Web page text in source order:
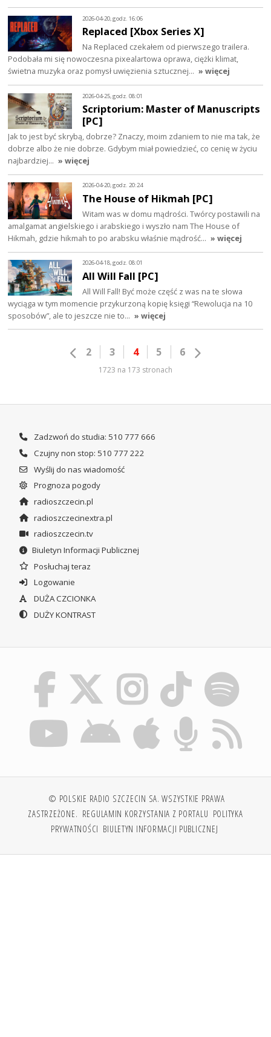
2026-04-20, godz. 16:06
Replaced [Xbox Series X]
Na Replaced czekałem od pierwszego trailera.
Podobała mi się nowoczesna pixealartowa oprawa, ciężki klimat,
świetna muzyka oraz pomysł uwięzienia sztucznej… » więcej
2026-04-25, godz. 08:01
Scriptorium: Master of Manuscripts
[PC]
Jak to jest być skrybą, dobrze? Znaczy, moim zdaniem to nie ma tak, że
dobrze albo że nie dobrze. Gdybym miał powiedzieć, co cenię w życiu
najbardziej… » więcej
2026-04-20, godz. 20:24
The House of Hikmah [PC]
Witam was w domu mądrości. Twórcy postawili na
amalgamat angielskiego i arabskiego i wyszło nam The House of
Hikmah, gdzie hikmah to po arabsku właśnie mądrość… » więcej
2026-04-18, godz. 08:01
All Will Fall [PC]
All Will Fall! Być może część z was na te słowa
wyciąga w tym momencie przykurzoną kopię księgi “Rewolucja na 10
sposobów”, ale to jeszcze nie to… » więcej
2 3 4 5 6
1723 na 173 stronach
Zadzwoń do studia: 510 777 666
Czujny non stop: 510 777 222
Wyślij do nas wiadomość
Prognoza pogody
radioszczecin.pl
radioszczecinextra.pl
radioszczecin.tv
Biuletyn Informacji Publicznej
Posłuchaj teraz
Logowanie
DUŻA CZCIONKA
DUŻY KONTRAST
© POLSKIE RADIO SZCZECIN SA. WSZYSTKIE PRAWA
ZASTRZEŻONE. REGULAMIN KORZYSTANIA Z PORTALU POLITYKA
PRYWATNOŚCI BIULETYN INFORMACJI PUBLICZNEJ